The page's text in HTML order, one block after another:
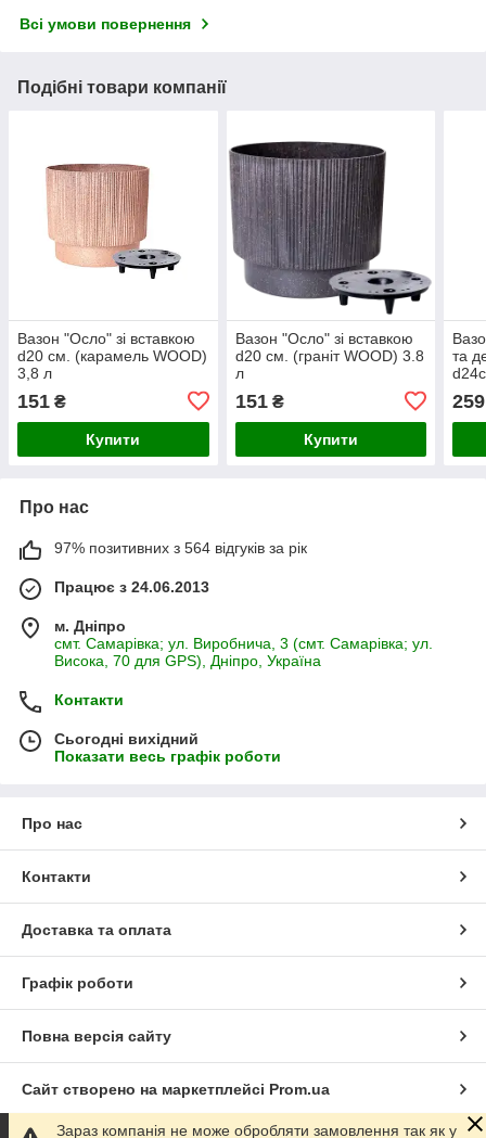
Всі умови повернення
Подібні товари компанії
Вазон "Осло" зі вставкою
d20 см. (карамель WOOD)
3,8 л
151 ₴
Купити
Вазон "Осло" зі вставкою
d20 см. (граніт WOOD) 3.8
л
151₴
Купити
та
259
Про нас
97% позитивних з 564 відгуків за рік
Працює з 24.06.2013
м. Дніпро
смт. Самарівка; ул. Виробнича, 3 (смт. Самарівка; ул.
Висока, 70 для GPS), Дніпро, Україна
Контакти
Сьогодні вихідний
Показати весь графік роботи
Про нас
Контакти
Доставка та оплата
Графік роботи
Повна версія сайту
Сайт створено на маркетплейсі Prom.ua
Зараз компанія не може обробляти замовлення так як у